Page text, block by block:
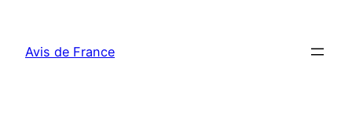
contenu
Avis de France